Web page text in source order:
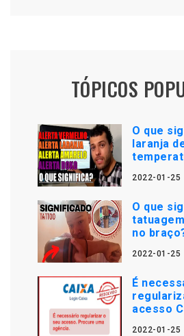
TÓPICOS
O que
laranja
2022-01-25
O que
no
2022-01-25
É
acesso
2022-01-25